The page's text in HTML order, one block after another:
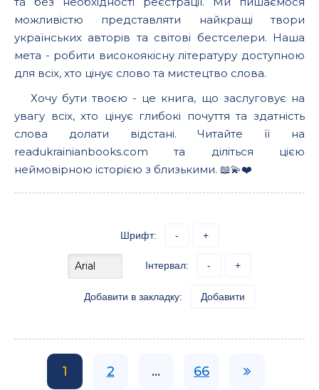
можливістю представляти найкращі твори
українських авторів та світові бестселери. Наша
мета - робити високоякісну літературу доступною
для всіх, хто цінує слово та мистецтво слова.
Хочу бути твоєю - це книга, що заслуговує на
увагу всіх, хто цінує глибокі почуття та здатність
слова долати відстані. Читайте її на
readukrainianbooks.com та діліться цією
неймовірною історією з близькими. 📖💫❤️
Шрифт: - +
Інтервал: - +
Добавити в закладку: Добавити
1 2 ... 66